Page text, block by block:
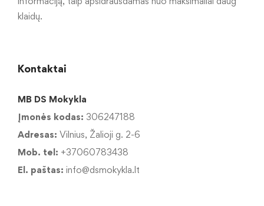
klaidų.
Kontaktai
MB DS Mokykla
Įmonės kodas: 306247188
Adresas: Vilnius, Žalioji g. 2-6
Mob. tel: +37060783438
El. paštas: info@dsmokykla.lt